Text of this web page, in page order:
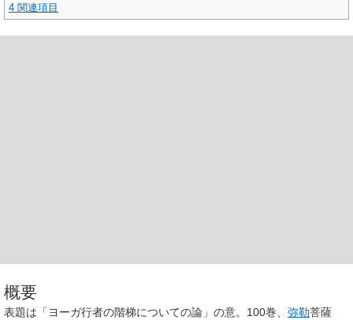
4 関連項目
概要
表題は「ヨーガ行者の階梯についての論」の意。100巻、 弥勒菩薩